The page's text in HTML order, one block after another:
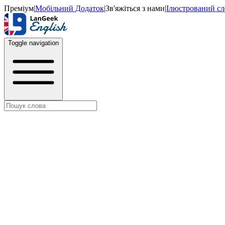
Преміум|Мобільний Додаток|Зв'яжіться з нами|Ілюстрований
Toggle navigation